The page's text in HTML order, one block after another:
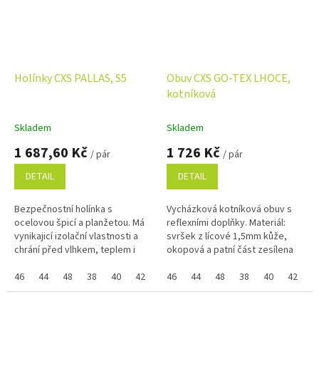
Holínky CXS PALLAS, S5
Skladem
1 687,60 Kč / pár
DETAIL
Bezpečnostní holínka s
ocelovou špicí a planžetou. Má
vynikajicí izolační vlastnosti a
chrání před vlhkem, teplem i
antistatická, olejivzdorná
podešev....
46 44 48 38 40 42 39 41 43 45 47
Obuv CXS GO-TEX LHOCE,
kotníková
Skladem
1 726 Kč / pár
DETAIL
Vycházková kotníková obuv s
reflexními doplňky. Materiál:
svršek z lícové 1,5mm kůže,
okopová a patní část zesílena
materiálu, textilní podšívka...
46 44 48 38 40 42